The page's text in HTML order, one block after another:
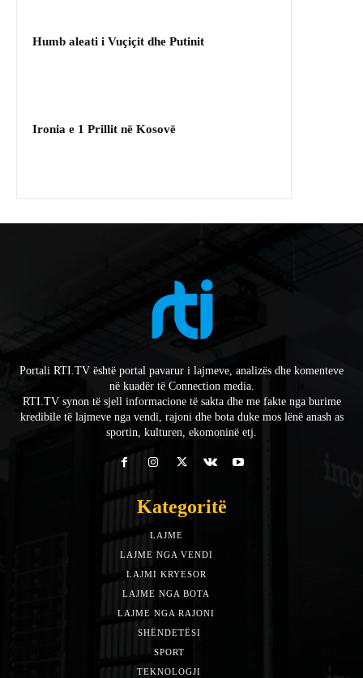
Humb aleati i Vuçiçit dhe Putinit
Ironia e 1 Prillit në Kosovë
Portali RTI.TV është portal pavarur i lajmeve, analizës dhe komenteve
në kuadër të Connection media.
RTI.TV synon të sjell informacione të sakta dhe me fakte nga burime
kredibile të lajmeve nga vendi, rajoni dhe bota duke mos lënë anash as
sportin, kulturen, ekomoninë etj.
Kategoritë
LAJME
LAJME NGA VENDI
LAJMI KRYESOR
LAJME NGA BOTA
LAJME NGA RAJONI
SHËNDETËSI
SPORT
TEKNOLOGJI